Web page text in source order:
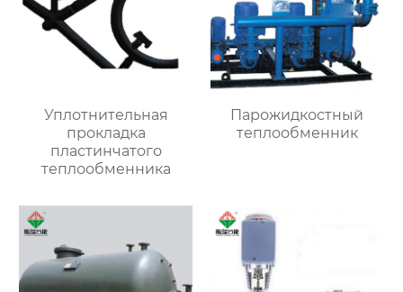
Уплотнительная
прокладка
пластинчатого
теплообменника
Парожидкостный
теплообменник